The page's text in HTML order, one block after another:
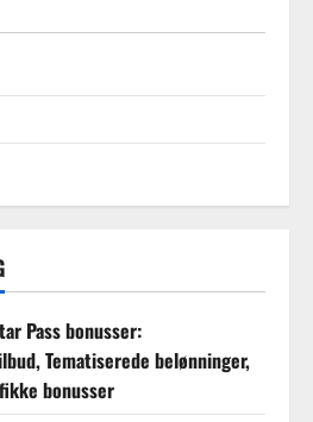
Pass bonusser:
Tematiserede belønninger,
bonusser